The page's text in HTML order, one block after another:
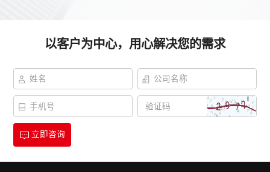
以客户为中心，用心解决您的需求
立即咨询